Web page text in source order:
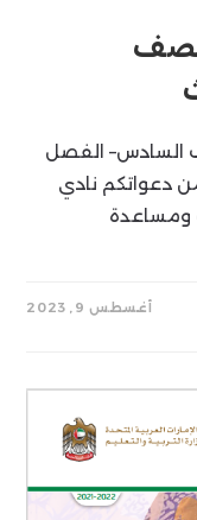
السادس– الفصل
دعواتكم نادي
ومساعدة
أغسطس 9, 2023